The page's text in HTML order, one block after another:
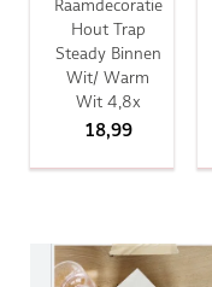
Raamdecoratie
Hout Trap
Steady Binnen
Wit/ Warm
Wit 4,8x
18,99